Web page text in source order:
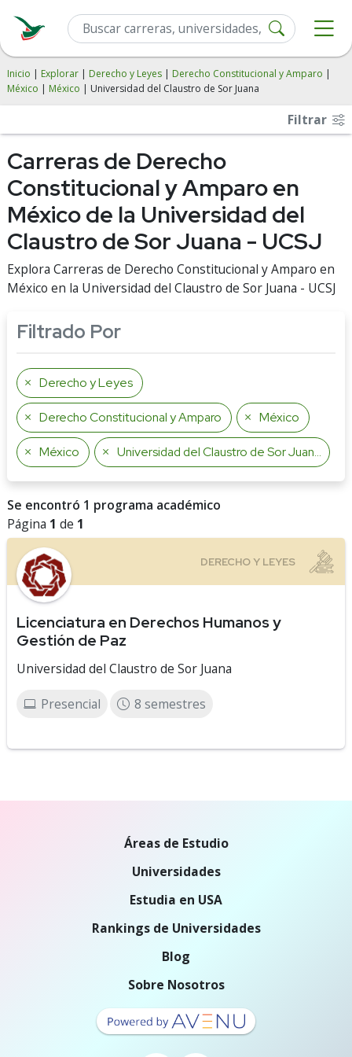
Inicio | Explorar | Derecho y Leyes | Derecho Constitucional y Amparo |
México | México | Universidad del Claustro de Sor Juana
Filtrar
Carreras de Derecho
Constitucional y Amparo en
México de la Universidad del
Claustro de Sor Juana - UCSJ
Explora Carreras de Derecho Constitucional y Amparo en
México en la Universidad del Claustro de Sor Juana - UCSJ
Filtrado Por
Derecho y Leyes
Derecho Constitucional y Amparo México
México Universidad del Claustro de Sor Juana
Se encontró 1 programa académico
Página 1 de 1
Licenciatura en Derechos Humanos y
Gestión de Paz
Universidad del Claustro de Sor Juana
Presencial 8 semestres
Áreas de Estudio
Universidades
Estudia en USA
Rankings de Universidades
Blog
Sobre Nosotros